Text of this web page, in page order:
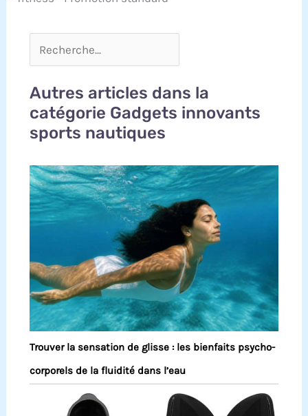
Autres articles dans la
catégorie Gadgets innovants
sports nautiques
Trouver la sensation de glisse : les bienfaits psycho-
corporels de la fluidité dans l’eau